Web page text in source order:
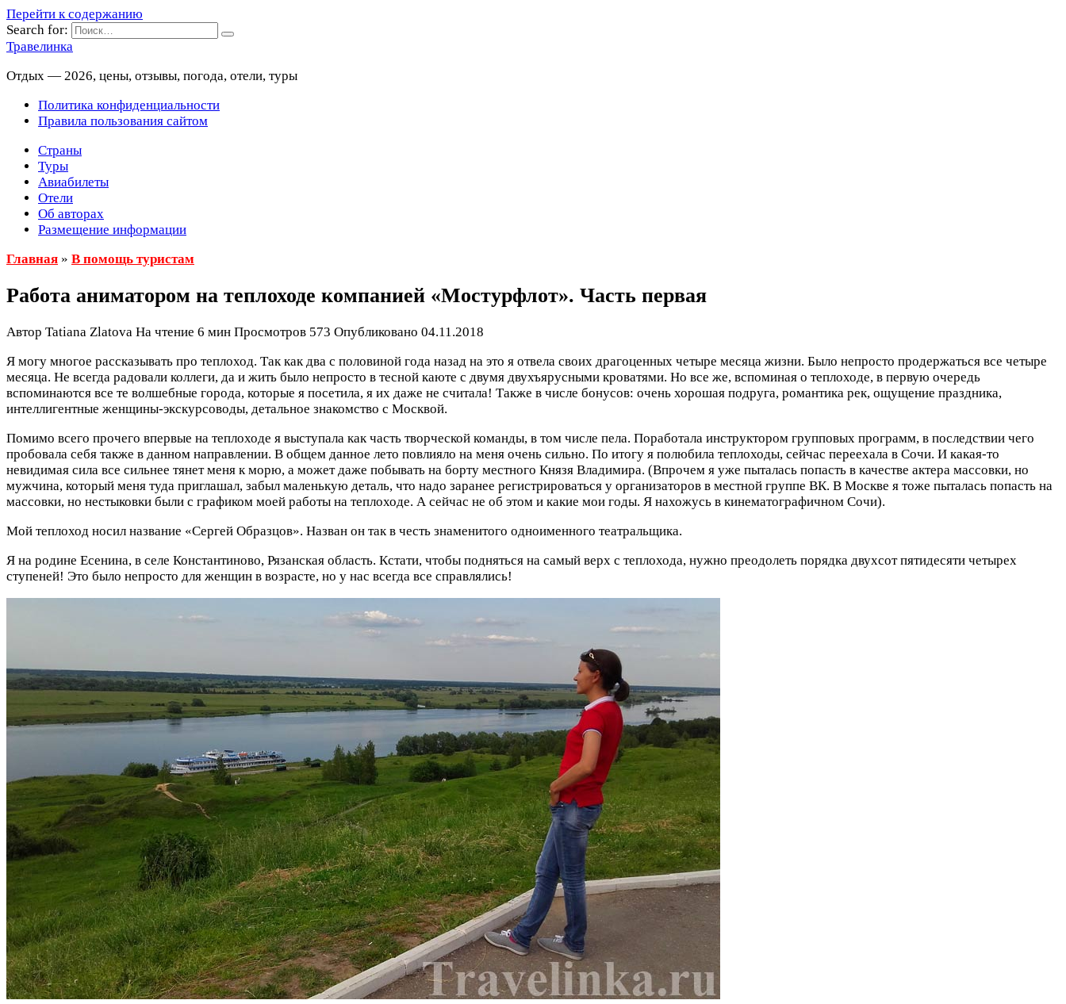
Перейти к содержанию
Search for:
Травелинка
Отдых — 2026, цены, отзывы, погода, отели, туры
Политика конфиденциальности
Правила пользования сайтом
Страны
Туры
Авиабилеты
Отели
Об авторах
Размещение информации
Главная » В помощь туристам
Работа аниматором на теплоходе компанией «Мостурфлот». Часть первая
Автор Tatiana Zlatova На чтение 6 мин Просмотров 573 Опубликовано 04.11.2018
Я могу многое рассказывать про теплоход. Так как два с половиной года назад на это я отвела своих драгоценных четыре месяца жизни. Было непросто продержаться все четыре
месяца. Не всегда радовали коллеги, да и жить было непросто в тесной каюте с двумя двухъярусными кроватями. Но все же, вспоминая о теплоходе, в первую очередь
вспоминаются все те волшебные города, которые я посетила, я их даже не считала! Также в числе бонусов: очень хорошая подруга, романтика рек, ощущение праздника,
интеллигентные женщины-экскурсоводы, детальное знакомство с Москвой.
Помимо всего прочего впервые на теплоходе я выступала как часть творческой команды, в том числе пела. Поработала инструктором групповых программ, в последствии чего
пробовала себя также в данном направлении. В общем данное лето повлияло на меня очень сильно. По итогу я полюбила теплоходы, сейчас переехала в Сочи. И какая-то
невидимая сила все сильнее тянет меня к морю, а может даже побывать на борту местного Князя Владимира. (Впрочем я уже пыталась попасть в качестве актера массовки, но
мужчина, который меня туда приглашал, забыл маленькую деталь, что надо заранее регистрироваться у организаторов в местной группе ВК. В Москве я тоже пыталась попасть на
массовки, но нестыковки были с графиком моей работы на теплоходе. А сейчас не об этом и какие мои годы. Я нахожусь в кинематографичном Сочи).
Мой теплоход носил название «Сергей Образцов». Назван он так в честь знаменитого одноименного театральщика.
Я на родине Есенина, в селе Константиново, Рязанская область. Кстати, чтобы подняться на самый верх с теплохода, нужно преодолеть порядка двухсот пятидесяти четырех
ступеней! Это было непросто для женщин в возрасте, но у нас всегда все справлялись!